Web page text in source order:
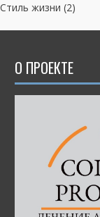
Стиль жизни (2)
О ПРОЕКТЕ